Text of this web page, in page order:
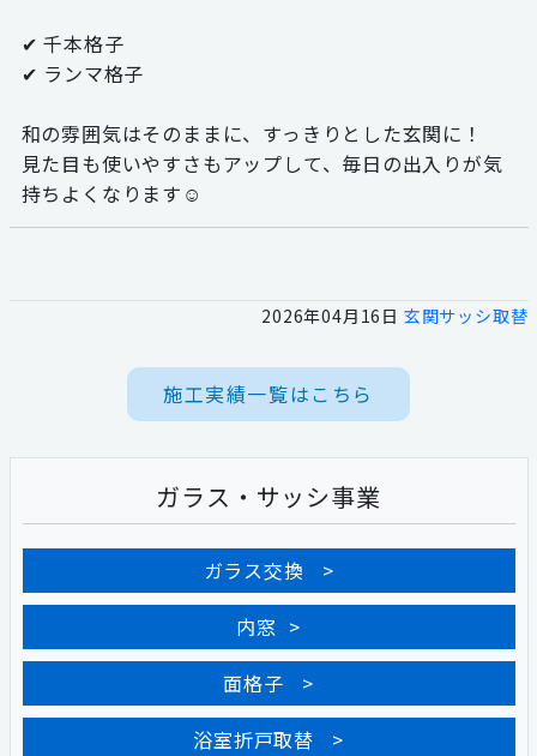
✔ 千本格子
✔ ランマ格子
和の雰囲気はそのままに、すっきりとした玄関に！
見た目も使いやすさもアップして、毎日の出入りが気
持ちよくなります☺
2026年04月16日 玄関サッシ取替
施工実績一覧はこちら
ガラス・サッシ事業
ガラス交換
内窓
面格子
浴室折戸取替